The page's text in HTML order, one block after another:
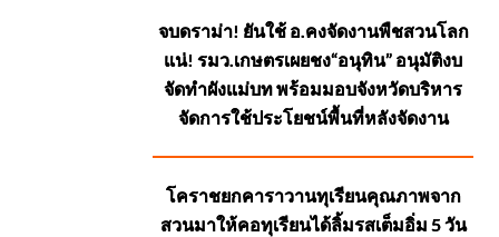
จบดราม่า! ยันใช้ อ.คงจัดงานพืชสวนโลก
แน่! รมว.เกษตรเผยชง“อนุทิน” อนุมัติงบ
จัดทำผังแม่บท พร้อมมอบจังหวัดบริหาร
จัดการใช้ประโยชน์พื้นที่หลังจัดงาน
โคราชยกคาราวานทุเรียนคุณภาพจาก
สวนมาให้คอทุเรียนได้ลิ้มรสเต็มอิ่ม 5 วัน